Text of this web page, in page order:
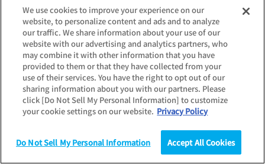
統計（データ） コラム
2023年度
2025年卒 学生就職モニター調査 2月の活動状況
2024年卒 学生就職モニター調査 8月の活動状況
2024年卒 学生就職モニター調査 7月の活動状況
2024年卒 学生就職モニター調査 6月の活動状況
2024年卒 学生就職モニター調査 5月の活動状況
2024年卒 学生就職モニター調査 3月の活動状況
We use cookies to improve your experience on our
website, to personalize content and ads and to analyze
our traffic. We share information about your use of our
website with our advertising and analytics partners, who
may combine it with other information that you have
provided to them or that they have collected from your
use of their services. You have the right to opt out of our
sharing information about you with our partners. Please
click [Do Not Sell My Personal Information] to customize
your cookie settings on our website. Privacy Policy
Do Not Sell My Personal Information Accept All Cookies